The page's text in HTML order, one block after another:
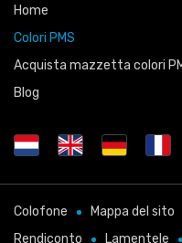
Home
Colori PMS
Acquista mazzetta colori
Blog
Colofone Mappa del sito
Rendiconto
Lamentele